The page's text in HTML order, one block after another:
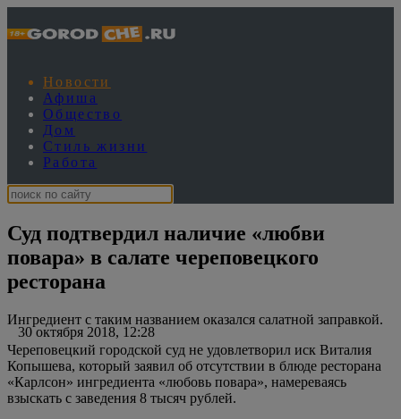
Новости
Афиша
Общество
Дом
Стиль жизни
Работа
Суд подтвердил наличие «любви
повара» в салате череповецкого
ресторана
30 октября 2018, 12:28
Ингредиент с таким названием оказался салатной заправкой.
Череповецкий городской суд не удовлетворил иск Виталия
Копышева, который заявил об отсутствии в блюде ресторана
«Карлсон» ингредиента «любовь повара», намереваясь
взыскать с заведения 8 тысяч рублей.